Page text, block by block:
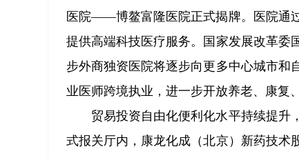
医院——博鳌富隆医院正式揭牌。医院通
提供高端科技医疗服务。国家发展改革委
步外商独资医院将逐步向更多中心城市和
业医师跨境执业，进一步开放养老、康复
贸易投资自由化便利化水平持续提升
式报关厅内，康龙化成（北京）新药技术